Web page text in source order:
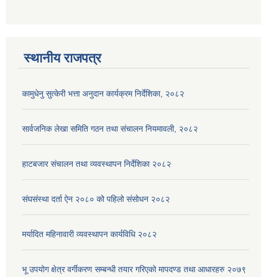
स्थानीय राजपत्र
कामुधेनु सुत्केरी भत्ता अनुदान कार्यक्रम निर्देशिका, २०८२
सार्वजनिक लेखा समिति गठन तथा संचालन नियमावली, २०८२
हाटबजार संचालन तथा व्यवस्थापन निर्देशिका २०८२
संघसंस्था दर्ता ऐन २०८० को पहिलो संसोधन २०८२
मर्यादित महिनावारी व्यवस्थापन कार्यविधि २०८२
भू उपयोग क्षेत्र वर्गीकरण सम्बन्धी तयार गरिएको मापदण्ड तथा आधारहरु २०७९